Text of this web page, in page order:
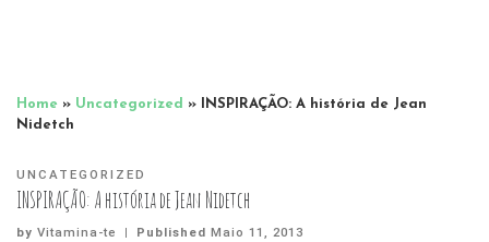
Home » Uncategorized »
INSPIRAÇÃO: A história de Jean
Nidetch
UNCATEGORIZED
INSPIRAÇÃO: A história de Jean Nidetch
by Vitamina-te | PublishedMaio 11, 2013